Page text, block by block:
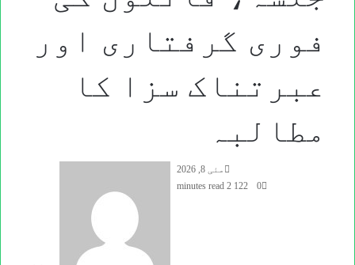
فوری گرفتاری اور
عبرتناک سزا کا
مطالبہ
مئی 8, 2026
0